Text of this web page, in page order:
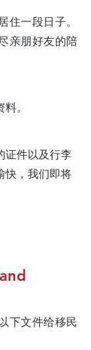
住一段日子。
亲朋好友的陪
。
证件以及行李
快，我们即将
下文件给移民